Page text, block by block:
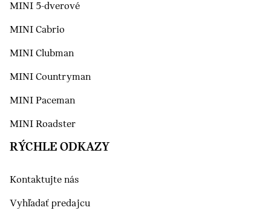
MINI 5-dverové
MINI Cabrio
MINI Clubman
MINI Countryman
MINI Paceman
MINI Roadster
RÝCHLE ODKAZY
Kontaktujte nás
Vyhľadať predajcu